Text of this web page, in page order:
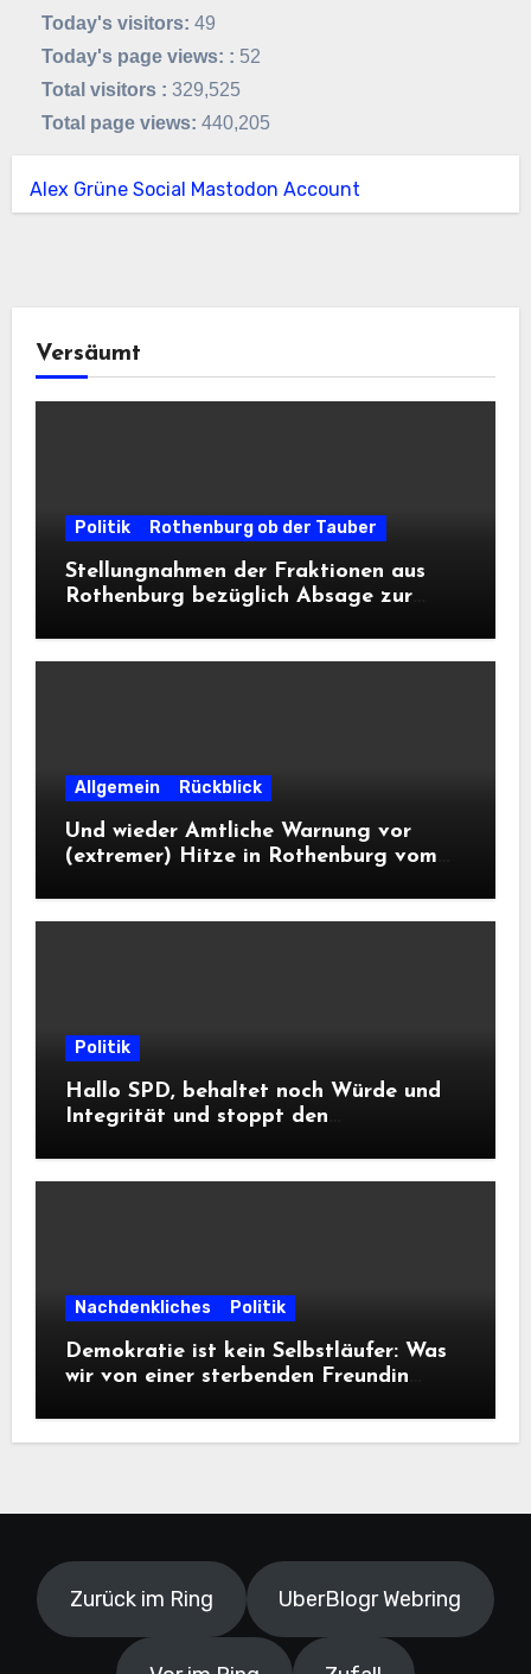
Today's visitors:49
Today's page views: : 52
Total visitors :329,525
Total page views:440,205
Alex Grüne Social Mastodon Account
Versäumt
Politik Rothenburg ob der Tauber
Stellungnahmen der Fraktionen aus
Rothenburg bezüglich Absage zur
Allgemein Rückblick
Und wieder Amtliche Warnung vor
(extremer) Hitze in Rothenburg vom
Politik
Hallo SPD, behaltet noch Würde und
Integrität und stoppt den
Informationsfreiheit!
Nachdenkliches Politik
Demokratie ist kein Selbstläufer: Was
wir von einer sterbenden Freundin
Zurück im Ring UberBlogr Webring